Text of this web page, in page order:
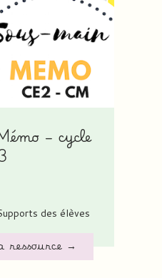
– cycle
des élèves
ressource →